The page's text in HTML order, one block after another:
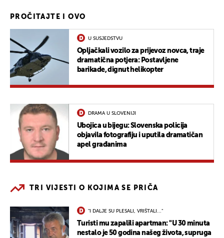
PROČITAJTE I OVO
U SUSJEDSTVU
Opljačkali vozilo za prijevoz novca, traje
dramatična potjera: Postavljene
barikade, dignut helikopter
DRAMA U SLOVENIJI
Ubojica u bijegu: Slovenska policija
objavila fotografiju i uputila dramatičan
apel građanima
TRI VIJESTI O KOJIMA SE PRIČA
"I DALJE SU PLESALI, VRIŠTALI..."
Turisti mu zapalili apartman: "U 30 minuta
nestalo je 50 godina našeg života, supruga